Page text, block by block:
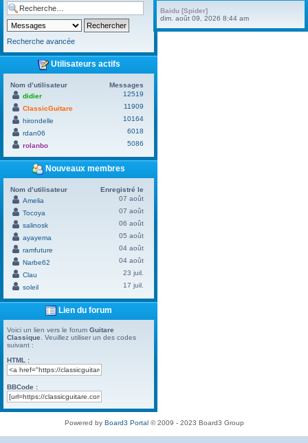
Recherche avancée
Utilisateurs actifs
Nom d’utilisateur
Messages
didier
12519
ClassicGuitare
11909
hirondelle
10164
rdan06
6018
rolanbo
5086
Nouveaux membres
Nom d’utilisateur
Enregistré le
Amelia
07 août
Tocoya
07 août
salinosk
06 août
ayayema
05 août
ramfuture
04 août
Narbe62
04 août
Clau
23 juil.
soleil
17 juil.
Lien du forum
Voici un lien vers le forum Guitare
Classique . Veuillez utiliser un des codes
suivant :
HTML :
BBCode :
Baidu [Spider]
dim. août 09, 2026 8:44 am
Powered by Board3 Portal© 2009 - 2023 Board3 Group